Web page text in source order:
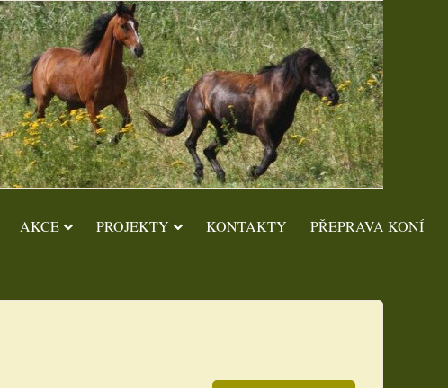
AKCE PROJEKTY KONTAKTY PŘEPRAVA KONÍ